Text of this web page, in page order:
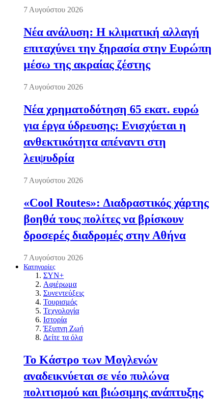
7 Αυγούστου 2026
Νέα ανάλυση: Η κλιματική αλλαγή
επιταχύνει την ξηρασία στην Ευρώπη
μέσω της ακραίας ζέστης
7 Αυγούστου 2026
Νέα χρηματοδότηση 65 εκατ. ευρώ
για έργα ύδρευσης: Ενισχύεται η
ανθεκτικότητα απέναντι στη
λειψυδρία
7 Αυγούστου 2026
«Cool Routes»: Διαδραστικός χάρτης
βοηθά τους πολίτες να βρίσκουν
δροσερές διαδρομές στην Αθήνα
7 Αυγούστου 2026
Κατηγορίες
ΣΥΝ+
Αφιέρωμα
Συνεντεύξεις
Τουρισμός
Τεχνολογία
Ιστορία
Έξυπνη Ζωή
Δείτε τα όλα
Το Κάστρο των Μογλενών
αναδεικνύεται σε νέο πυλώνα
πολιτισμού και βιώσιμης ανάπτυξης